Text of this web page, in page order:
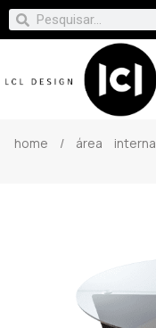
home / área interna